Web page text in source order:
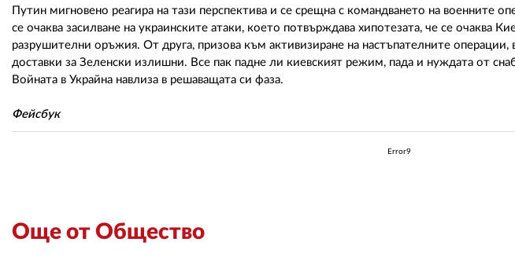
Путин мигновено реагира на тази перспектива и се срещна с командването на военните
се очаква засилване на украинските атаки, което потвърждава хипотезата, че се очаква
разрушителни оръжия. От друга, призова към активизиране на настъпателните
доставки за Зеленски излишни. Все пак падне ли киевският режим, пада и нуждата от
Войната в Украйна навлиза в решаващата си фаза.
Фейсбук
Error9
Още от Общество